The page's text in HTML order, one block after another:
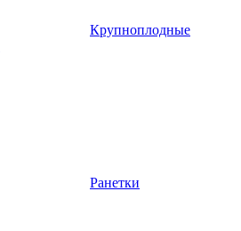
Крупноплодные
Ранетки